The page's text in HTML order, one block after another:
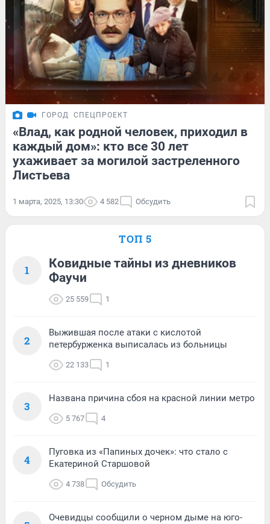
ГОРОД СПЕЦПРОЕКТ
«Влад, как родной человек, приходил в
каждый дом»: кто все 30 лет
ухаживает за могилой застреленного
Листьева
1 марта, 2025, 13:30 4 582 Обсудить
ТОП 5
1
Ковидные тайны из дневников
Фаучи
25 559 1
2
Выжившая после атаки с кислотой
петербурженка выписалась из больницы
22 133 1
3
Названа причина сбоя на красной линии метро
5 767 4
4
Пуговка из «Папиных дочек»: что стало с
Екатериной Старшовой
4 738 Обсудить
Очевидцы сообщили о черном дыме на юго-